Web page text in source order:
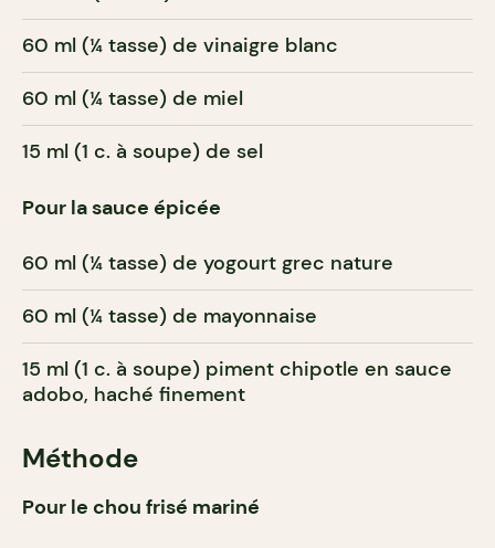
60 ml (¼ tasse) de vinaigre blanc
60 ml (¼ tasse) de miel
15 ml (1 c. à soupe) de sel
Pour la sauce épicée
60 ml (¼ tasse) de yogourt grec nature
60 ml (¼ tasse) de mayonnaise
15 ml (1 c. à soupe) piment chipotle en sauce
adobo, haché finement
Méthode
Pour le chou frisé mariné